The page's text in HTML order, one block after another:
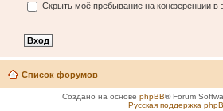
Скрыть моё пребывание на конференции в
Список форумов
Создано на основе phpBB® Forum
Русская поддержка